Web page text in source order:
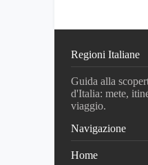
Regioni Italiane
Guida alla
d'Italia: mete,
viaggio.
Navigazione
Home